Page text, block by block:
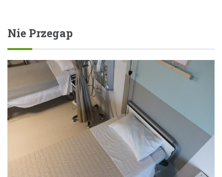
Nie Przegap